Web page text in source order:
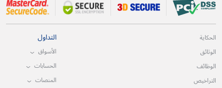
الحكاية
الوثائق
الوظائف
التراخيص
التداول
الأسواق
الحسابات
المنصات